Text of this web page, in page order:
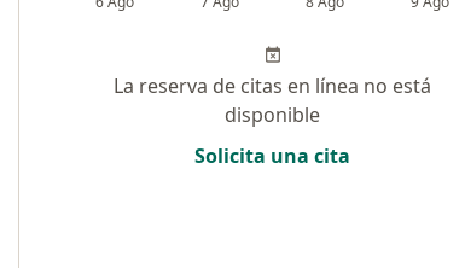
La reserva de citas en línea no está
disponible
Solicita una cita